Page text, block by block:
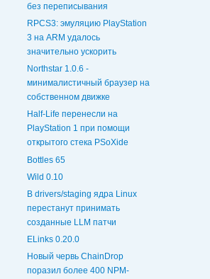
без переписывания
RPCS3: эмуляцию PlayStation
3 на ARM удалось
значительно ускорить
Northstar 1.0.6 -
минималистичный браузер на
собственном движке
Half-Life перенесли на
PlayStation 1 при помощи
открытого стека PSoXide
Bottles 65
Wild 0.10
В drivers/staging ядра Linux
перестанут принимать
созданные LLM патчи
ELinks 0.20.0
Новый червь ChainDrop
поразил более 400 NPM-